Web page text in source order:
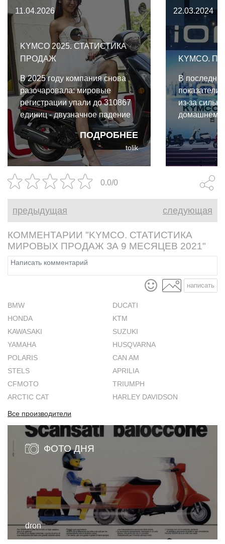
11.04.2026
KYMCO 2025. СТАТИСТИКА
ПРОДАЖ
ПОДРОБНЕЕ
В 2025 году компания снова
разочаровала: мировые
регистрации упали до 310867
единиц - двузначное падение
по сравнению с прошлым
годом и четвёртое подряд
годовое снижение.
tolik
22.03.2024
KYMCO.
В
показатели
из-за
домашнем
SYM и
0.0/0
предыдущая следующая
КОММЕНТАРИИ "KYMCO. СТАТИСТИКА
МИРОВЫХ ПРОДАЖ ЗА 9 МЕСЯЦЕВ 2021"
написать
BMW
DUCATI
HONDA
KTM
KAWASAKI
SUZUKI
YAMAHA
HUSQVARNA
POLARIS
CAN AM
STELS
APRILIA
CFMOTO
TRIUMPH
ARCTIC CAT
HARLEY DAVIDSON
Все производители
ФОТО ДНЯ
dron